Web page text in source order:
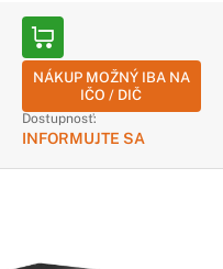
NÁKUP MOŽNÝ IBA NA
IČO / DIČ
Dostupnosť:
INFORMUJTE SA